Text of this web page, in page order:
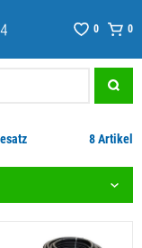
0 0
8 Artikel